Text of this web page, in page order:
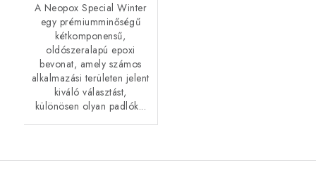
A Neopox Special Winter
egy prémiumminőségű
kétkomponensű,
oldószeralapú epoxi
bevonat, amely számos
alkalmazási területen jelent
kiváló választást,
különösen olyan padlók...